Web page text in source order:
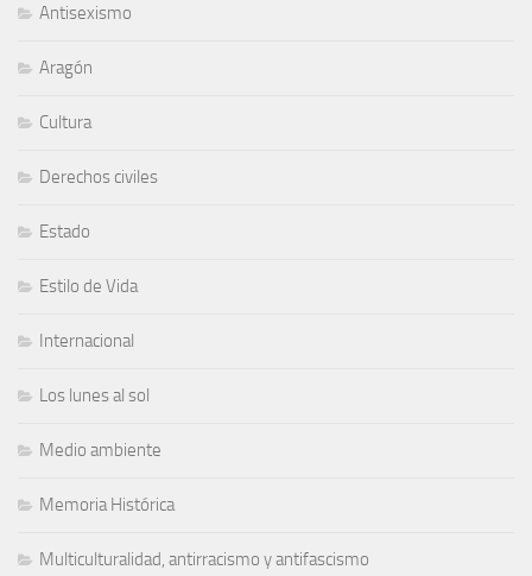
Antisexismo
Aragón
Cultura
Derechos civiles
Estado
Estilo de Vida
Internacional
Los lunes al sol
Medio ambiente
Memoria Histórica
Multiculturalidad, antirracismo y antifascismo